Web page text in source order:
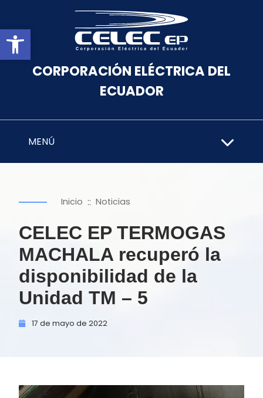
Abrir barra de herramientas
CORPORACIÓN ELÉCTRICA DEL
ECUADOR
MENÚ
Inicio :: Noticias
CELEC EP TERMOGAS
MACHALA recuperó la
disponibilidad de la
Unidad TM – 5
17 de mayo de 2022